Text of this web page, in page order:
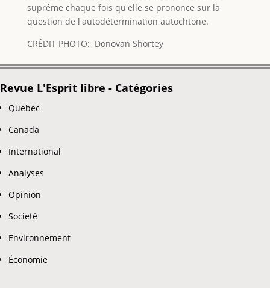
suprême chaque fois qu'elle se prononce sur la
question de l'autodétermination autochtone.
CRÉDIT PHOTO: Donovan Shortey
Revue L'Esprit libre - Catégories
Quebec
Canada
International
Analyses
Opinion
Societé
Environnement
Économie